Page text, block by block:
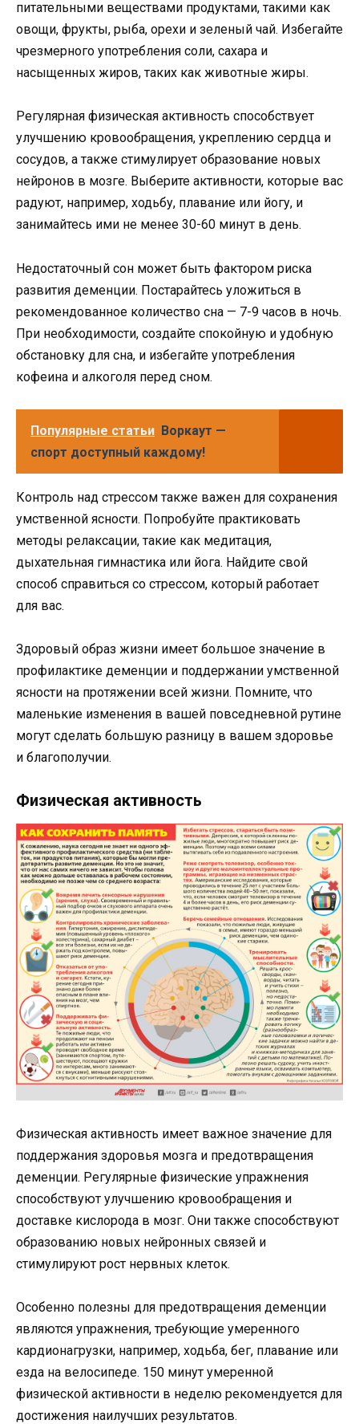
питательными веществами продуктами, такими как
овощи, фрукты, рыба, орехи и зеленый чай. Избегайте
чрезмерного употребления соли, сахара и
насыщенных жиров, таких как животные жиры.
Регулярная физическая активность способствует
улучшению кровообращения, укреплению сердца и
сосудов, а также стимулирует образование новых
нейронов в мозге. Выберите активности, которые вас
радуют, например, ходьбу, плавание или йогу, и
занимайтесь ими не менее 30-60 минут в день.
Недостаточный сон может быть фактором риска
развития деменции. Постарайтесь уложиться в
рекомендованное количество сна — 7-9 часов в ночь.
При необходимости, создайте спокойную и удобную
обстановку для сна, и избегайте употребления
кофеина и алкоголя перед сном.
Популярные статьи Воркаут —
спорт доступный каждому!
Контроль над стрессом также важен для сохранения
умственной ясности. Попробуйте практиковать
методы релаксации, такие как медитация,
дыхательная гимнастика или йога. Найдите свой
способ справиться со стрессом, который работает
для вас.
Здоровый образ жизни имеет большое значение в
профилактике деменции и поддержании умственной
ясности на протяжении всей жизни. Помните, что
маленькие изменения в вашей повседневной рутине
могут сделать большую разницу в вашем здоровье
и благополучии.
Физическая активность
Физическая активность имеет важное значение для
поддержания здоровья мозга и предотвращения
деменции. Регулярные физические упражнения
способствуют улучшению кровообращения и
доставке кислорода в мозг. Они также способствуют
образованию новых нейронных связей и
стимулируют рост нервных клеток.
Особенно полезны для предотвращения деменции
являются упражнения, требующие умеренного
кардионагрузки, например, ходьба, бег, плавание или
езда на велосипеде. 150 минут умеренной
физической активности в неделю рекомендуется для
достижения наилучших результатов.